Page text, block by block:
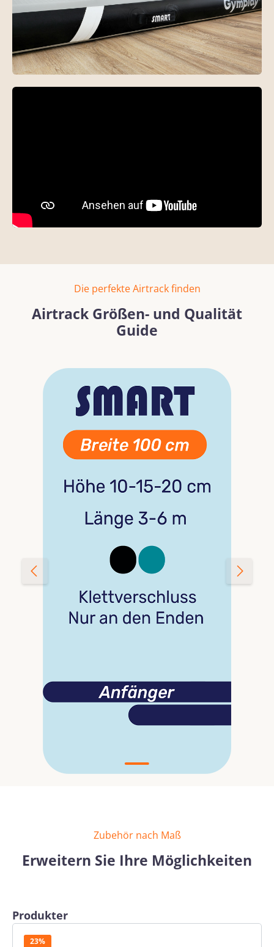
Die perfekte Airtrack finden
Airtrack Größen- und Qualität
Guide
Bildergalerie überspringen
Mehr erfahren
Zubehör nach Maß
Erweitern Sie Ihre Möglichkeiten
Produktgalerie überspringen
Produkter
23%